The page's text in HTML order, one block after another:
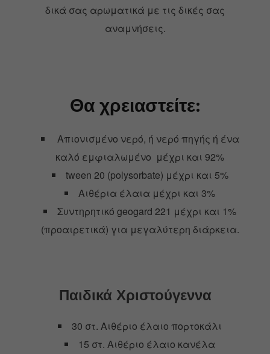
δικά σας αρωματικά με τις δικές σας
αναμνήσεις.
Θα χρειαστείτε:
Aπιονισμένο νερό, ή νερό πηγής ή ένα
καλό εμφιαλωμένο μέχρι και 92%
tween 20 (polysorbate) μέχρι και 5%
Αιθέρια έλαια μέχρι και 3%
Συντηρητικό geogard 221 μέχρι και 1%
(προαιρετικά) για μεγαλύτερη διάρκεια.
Παιδικά Χριστούγεννα
30 στ. Αιθέριο έλαιο πορτοκάλι
15 στ. Αιθέριο έλαιο κανέλα